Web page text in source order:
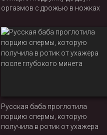
оргазмов с дрожью в ножках
Русская баба проглотила
порцию спермы, которую
получила в ротик от ухажера